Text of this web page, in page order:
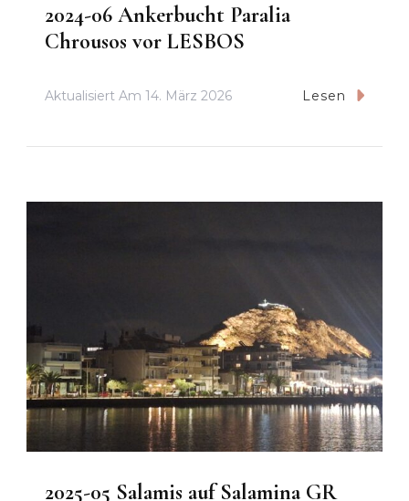
2024-06 Ankerbucht Paralia
Chrousos vor LESBOS
Aktualisiert Am 14. März 2026 Lesen
2025-05 Salamis auf Salamina GR